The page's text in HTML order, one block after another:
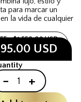
para marcar un
la vida de cualquier
$1,550.00 USD
USD
- +